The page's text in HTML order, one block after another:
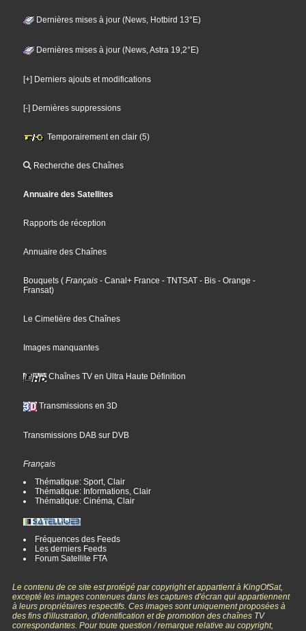
Dernières mises à jour (News, Hotbird 13°E)
Dernières mises à jour (News, Astra 19,2°E)
[+] Derniers ajouts et modifications
[-] Dernières suppressions
Temporairement en clair (5)
Recherche des Chaînes
Annuaire des Satellites
Rapports de réception
Annuaire des Chaînes
Bouquets ( Français - Canal+ France - TNTSAT - Bis - Orange -
Fransat)
Le Cimetière des Chaînes
Images manquantes
Chaînes TV en Ultra Haute Définition
Transmissions en 3D
Transmissions DAB sur DVB
Français
Thématique: Sport, Clair
Thématique: Informations, Clair
Thématique: Cinéma, Clair
Fréquences des Feeds
Les derniers Feeds
Forum Satellite FTA
Le contenu de ce site est protégé par copyright et appartient à KingOfSat,
excepté les images contenues dans les captures d'écran qui appartiennent
à leurs propriétaires respectifs. Ces images sont uniquement proposées à
des fins d'illustration, d'identification et de promotion des chaînes TV
correspondantes. Pour toute question / remarque relative au copyright,